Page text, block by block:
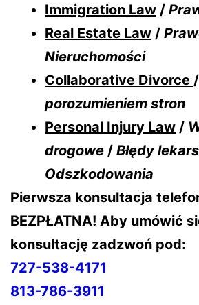
Immigration Law /
Real Estate Law /
Nieruchomości
Collaborative Divorce /
porozumieniem stron
Personal Injury Law /
drogowe / Błędy
Odszkodowania
Pierwsza konsultacja
BEZPŁATNA! Aby umówić
konsultację zadzwoń pod:
727-538-4171
813-786-3911